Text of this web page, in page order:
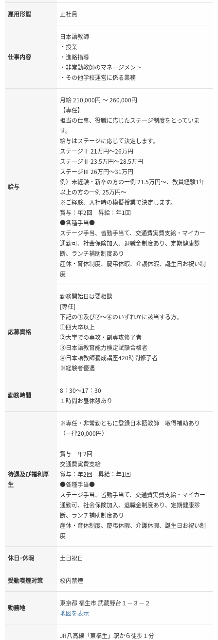
雇用形態 正社員
仕事内容
日本語教師
・授業
・進路指導
・非常勤教師のマネージメント
・その他学校運営に係る業務
給与
月給 210,000円 ～ 260,000円
【専任】
担当の仕事、役職に応じたステージ制度をとっていま
す。
給与はステージに応じて決定します。
ステージⅠ 21万円～26万円
ステージⅡ 23.5万円～28.5万円
ステージⅢ 26万円～31万円
例）未経験・新卒の方の一例 21.5万円～、教員経験1年
以上の方の一例 25万円～
※ご経験、入社時の模擬授業で決定します。
賞与：年2回 昇給：年1回
●各種手当●
ステージ手当、皆勤手当て、交通費実費支給・マイカー
通勤可、社会保険加入、退職金制度あり、定期健康診
断、ランチ補助制度あり
産休・育休制度、慶弔休暇、介護休暇、誕生日お祝い制
度
応募資格
勤務開始日は要相談
[専任]
下記の①及び②～④のいずれかに該当する方。
①四大卒以上
②大学での専攻・副専攻修了者
③日本語教育能力検定試験合格者
④日本語教師養成講座420時間修了者
※経験者優遇
勤務時間
8：30～17：30
１時間お昼休憩あり
待遇及び福利厚
生
※専任・非常勤ともに登録日本語教師 取得補助あり
（一律20,000円）
賞与 年2回
交通費実費支給
賞与：年2回 昇給：年1回
●各種手当●
ステージ手当、皆勤手当て、交通費実費支給・マイカー
通勤可、社会保険加入、退職金制度あり、定期健康診
断、ランチ補助制度あり
産休・育休制度、慶弔休暇、介護休暇、誕生日お祝い制
度
休日･休暇 土日祝日
受動喫煙対策 校内禁煙
勤務地
東京都 福生市 武蔵野台１－３－２
地図を表示
JR八高線「東福生」駅から徒歩１分